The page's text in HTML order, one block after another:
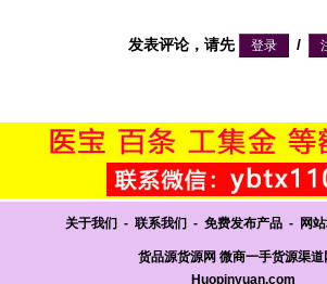
发表评论，请先 /
关于我们 - 联系我们 - 免费发布产品 - 网
货品源货源网 微商一手货源渠道
Huopinyuan.com